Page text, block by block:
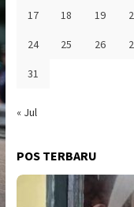
17 18 19
24 25 26
31
« Jul
POS TERBARU